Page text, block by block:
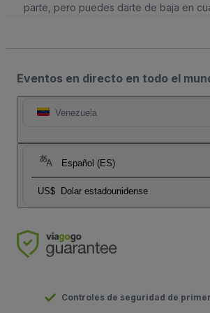
parte, pero puedes darte de baja en
Eventos en directo en todo el
Venezuela
Español (ES)
US$ Dolar estadounidense
Controles de seguridad de